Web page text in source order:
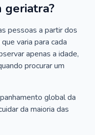
geriatra?
pessoas a partir dos
varia para cada
apenas a idade,
procurar um
global da
da maioria das